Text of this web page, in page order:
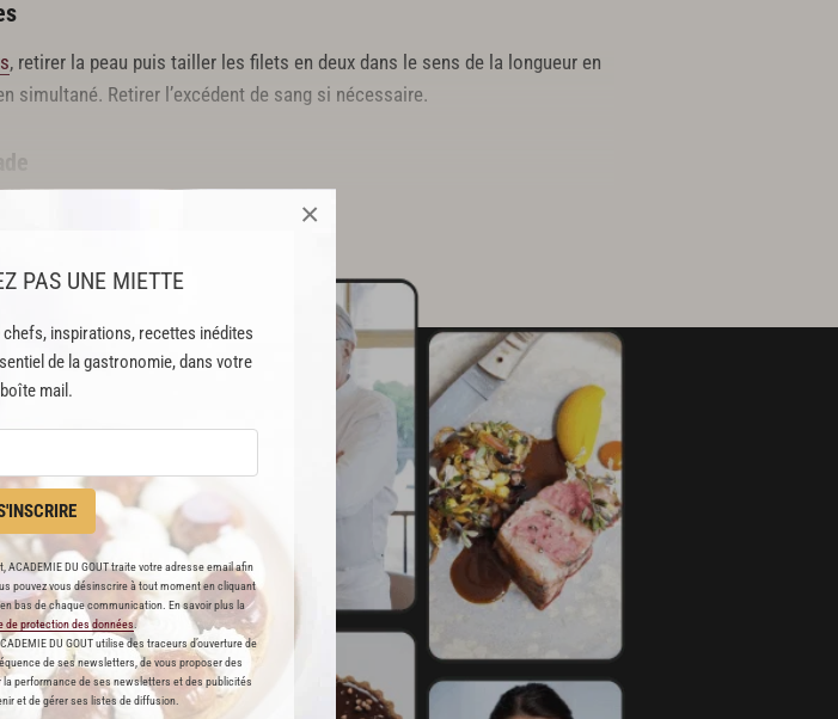
PAS UNE MIETTE
inspirations, recettes inédites
de la gastronomie, dans votre
boîte mail.
DU GOUT traite votre adresse email afin
pouvez vous désinscrire à tout moment en cliquant
bas de chaque communication. En savoir plus la
de protection des données.
DU GOUT utilise des traceurs d’ouverture de
de ses newsletters, de vous proposer des
performance de ses newsletters et des publicités
et de gérer ses listes de diffusion.
×
, retirer la peau puis tailler les filets en deux dans le sens de la longueur en
simultané. Retirer l’excédent de sang si nécessaire.
en mettant le citron au dernier moment.